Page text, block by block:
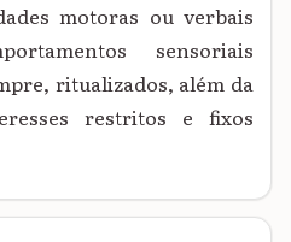
motoras ou verbais
sensoriais
ritualizados, além da
restritos e fixos